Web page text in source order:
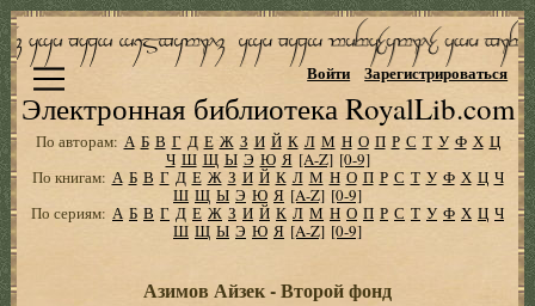
Электронная библиотека RoyalLib.com
Войти Зарегистрироваться
По авторам: А Б В Г Д Е Ж З И Й К Л М Н О П Р С Т У Ф Х Ц
Ч Ш Щ Ы Э Ю Я [A-Z] [0-9]
По книгам: А Б В Г Д Е Ж З И Й К Л М Н О П Р С Т У Ф Х Ц Ч
Ш Щ Ы Э Ю Я [A-Z] [0-9]
По сериям: А Б В Г Д Е Ж З И Й К Л М Н О П Р С Т У Ф Х Ц Ч
Ш Щ Ы Э Ю Я [A-Z] [0-9]
Азимов Айзек - Второй фонд